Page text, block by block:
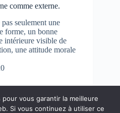
comme externe.
seulement une
forme, un bonne
intérieure visible de
une attitude morale
vous garantir la meilleure
Si vous continuez à utiliser ce